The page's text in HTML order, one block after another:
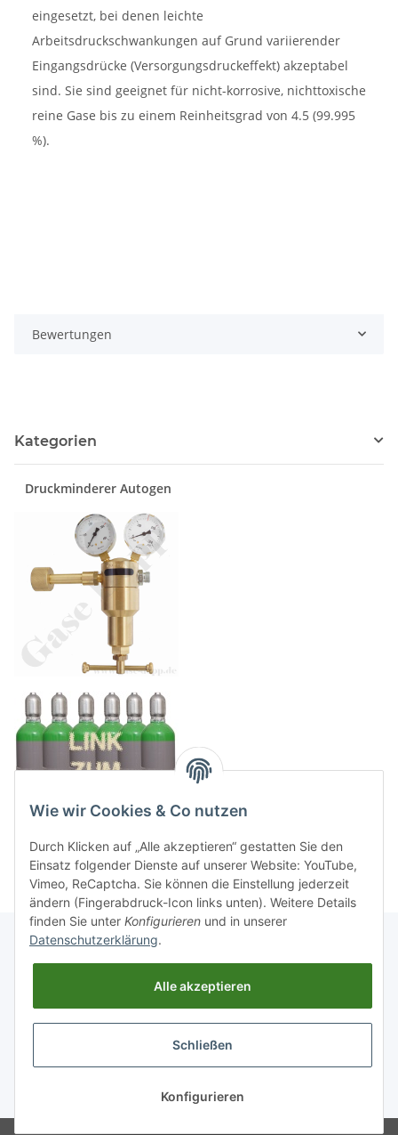
eingesetzt, bei denen leichte
Arbeitsdruckschwankungen auf Grund variierender
Eingangsdrücke (Versorgungsdruckeffekt) akzeptabel
sind. Sie sind geeignet für nicht-korrosive, nichttoxische
reine Gase bis zu einem Reinheitsgrad von 4.5 (99.995
%).
Bewertungen
Kategorien
Druckminderer Autogen
Gesetzliche Informationen
Wie wir Cookies & Co nutzen
Durch Klicken auf „Alle akzeptieren“ gestatten Sie den
Einsatz folgender Dienste auf unserer Website: YouTube,
Vimeo, ReCaptcha. Sie können die Einstellung jederzeit
ändern (Fingerabdruck-Icon links unten). Weitere Details
finden Sie unter Konfigurieren und in unserer
Datenschutzerklärung.
Alle akzeptieren
Schließen
Konfigurieren